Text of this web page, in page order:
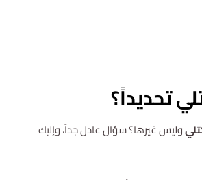
تحديداً؟
وليس غيرها؟ سؤال عادل جداً، وإليك